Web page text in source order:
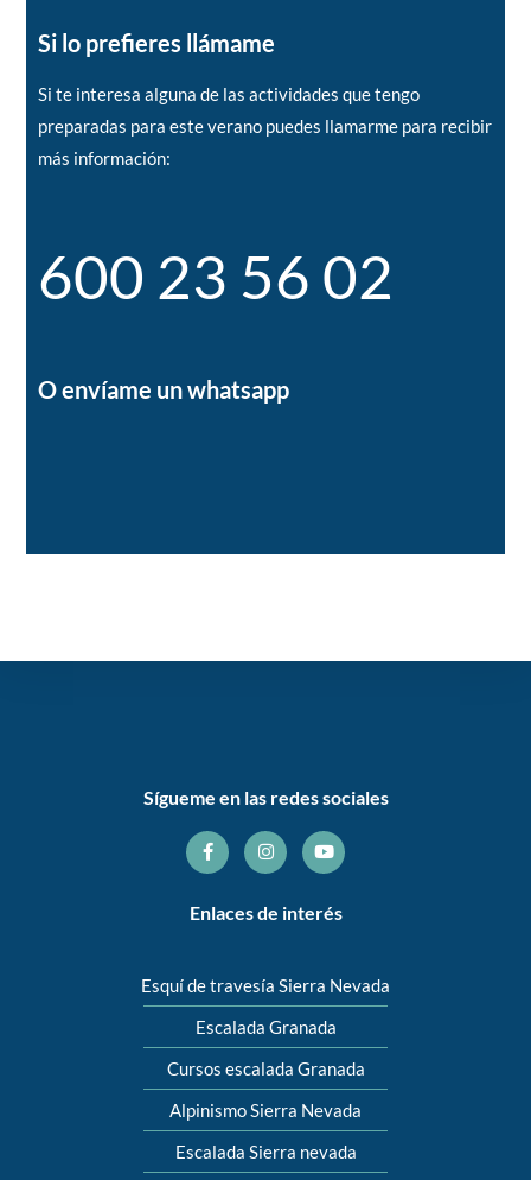
Si lo prefieres llámame
Si te interesa alguna de las actividades que tengo
preparadas para este verano puedes llamarme para recibir
más información:
600 23 56 02
O envíame un whatsapp
Sígueme en las redes sociales
Enlaces de interés
Esquí de travesía Sierra Nevada
Escalada Granada
Cursos escalada Granada
Alpinismo Sierra Nevada
Escalada Sierra nevada